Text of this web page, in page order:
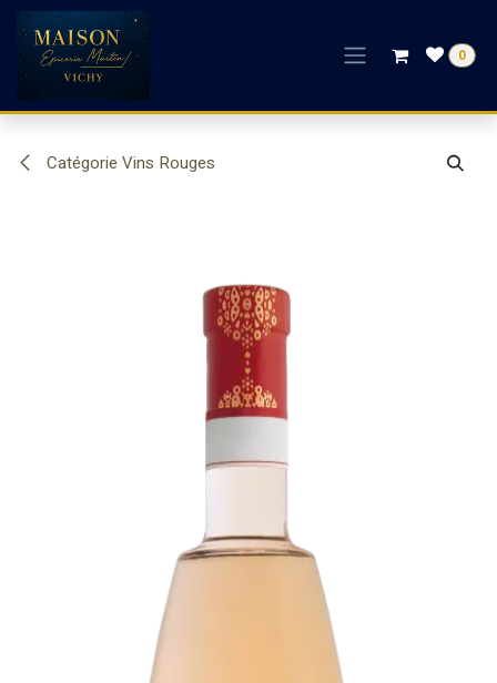
Se rendre au contenu
0
Catégorie Vins Rouges